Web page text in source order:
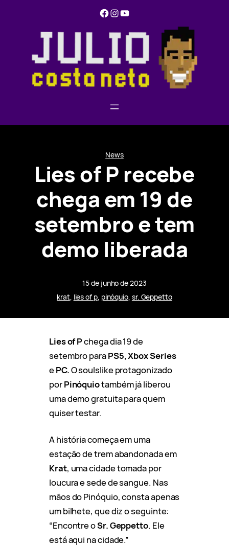
Facebook Instagram YouTube
News
Lies of P recebe
chega em 19 de
setembro e tem
demo liberada
15 de junho de 2023
krat, lies of p, pinóquio, sr. Geppetto
Lies of Pchega dia 19 de
setembro paraPS5, Xbox Series
ePC.O soulslike protagonizado
porPinóquiotambém já liberou
uma demo gratuita para quem
quiser testar.
A história começa em uma
estação de trem abandonada em
Krat, uma cidade tomada por
loucura e sede de sangue. Nas
mãos do Pinóquio, consta apenas
um bilhete, que diz o seguinte:
“Encontre oSr. Geppetto. Ele
está aqui na cidade.”